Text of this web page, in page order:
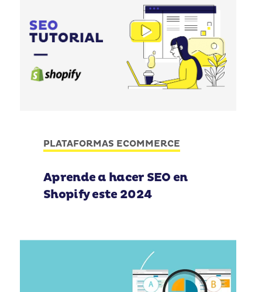
PLATAFORMAS ECOMMERCE
Aprende a hacer SEO en
Shopify este 2024